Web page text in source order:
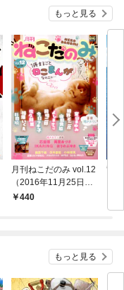
もっと見る
月刊ねこだのみ vol.12
（2016年11月25日発
売）440
竜
もっと見る